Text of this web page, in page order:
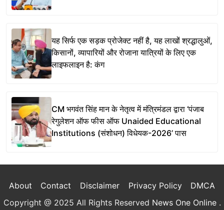
यह सिर्फ एक सड़क प्रोजेक्ट नहीं है, यह लाखों श्रद्धालुओं,
किसानों, व्यापारियों और रोजाना यात्रियों के लिए एक
लाइफलाइन है: कंग
CM भगवंत सिंह मान के नेतृत्व में मंत्रिमंडल द्वारा ‘पंजाब
रेगुलेशन ऑफ फीस ऑफ Unaided Educational
Institutions (संशोधन) विधेयक-2026’ पास
About Contact Disclaimer Privacy Policy
DMCA
Copyright @ 2025 All Rights Reserved News One Online .